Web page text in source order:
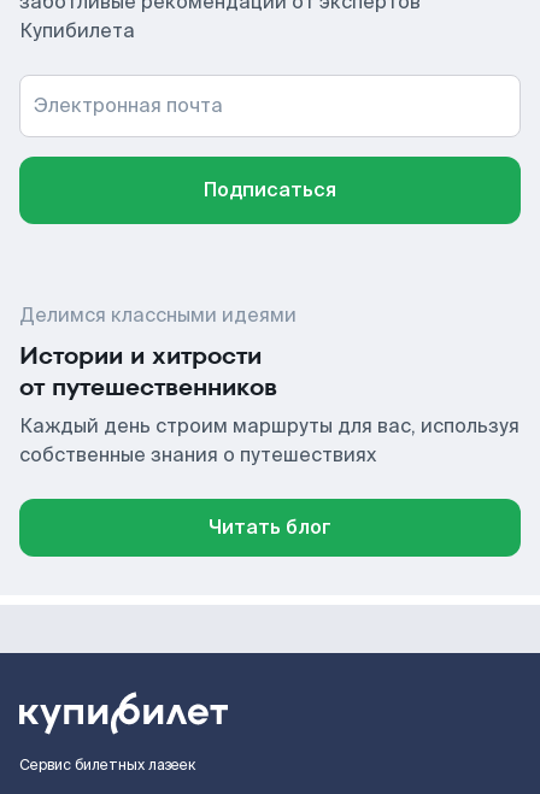
Купибилета
Электронная почта
Подписаться
Делимся классными идеями
Истории и хитрости
от путешественников
Каждый день строим маршруты для вас, используя
собственные знания о путешествиях
Читать блог
Сервис билетных лазеек